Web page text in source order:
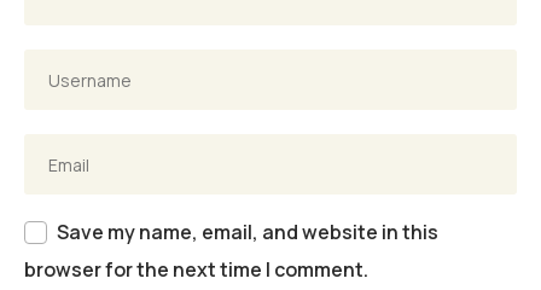
Save my name, email, and website in this
browser for the next time I comment.